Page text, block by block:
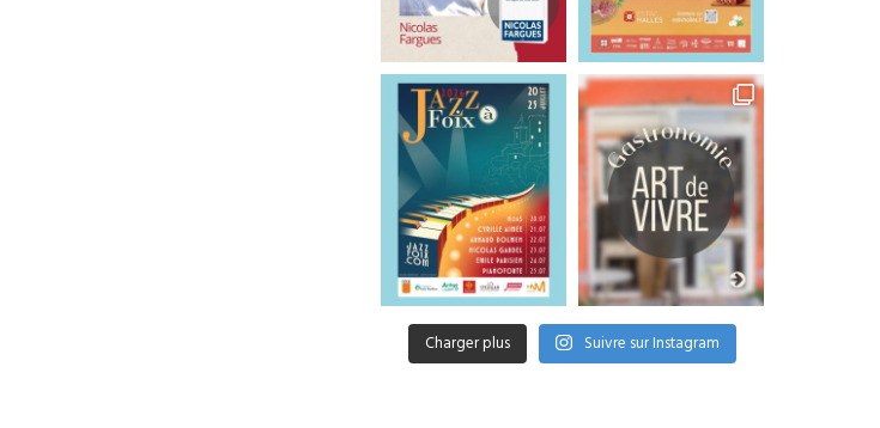
Charger plus Suivre sur Instagram